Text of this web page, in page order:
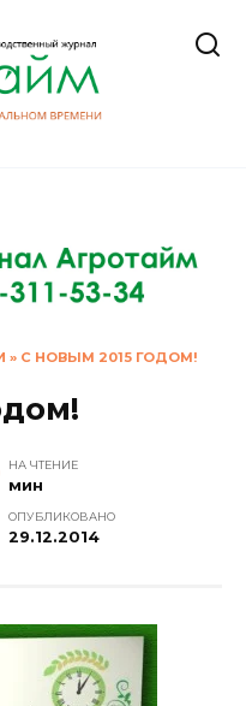
» С НОВЫМ 2015 ГОДОМ!
НА ЧТЕНИЕ
мин
ОПУБЛИКОВАНО
29.12.2014